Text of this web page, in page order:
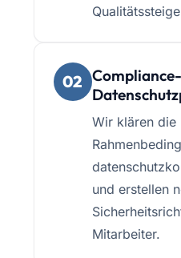
02
Wir klären die
und erstellen
Mitarbeiter.